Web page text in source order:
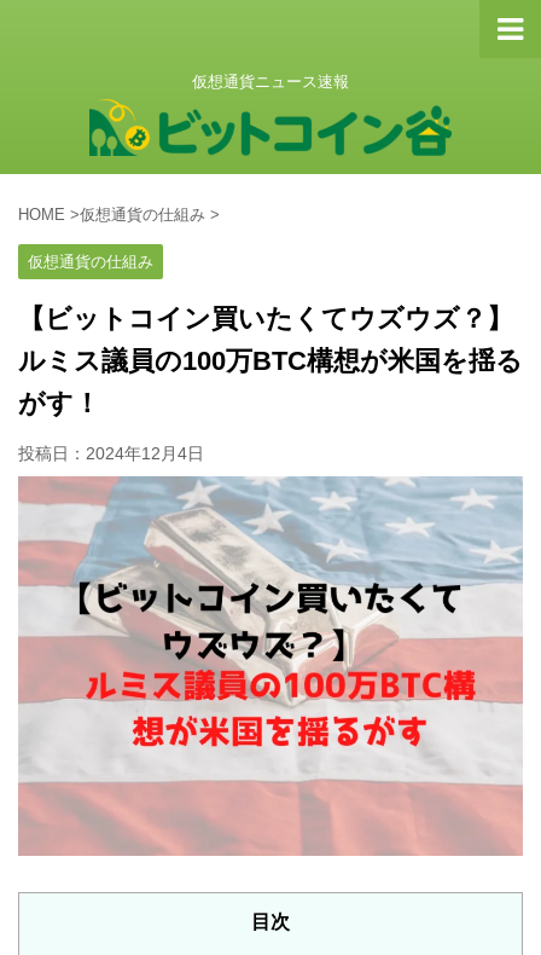
仮想通貨ニュース速報
HOME >仮想通貨の仕組み >
仮想通貨の仕組み
【ビットコイン買いたくてウズウズ？】
ルミス議員の100万BTC構想が米国を揺る
がす！
投稿日： 2024年12月4日
目次